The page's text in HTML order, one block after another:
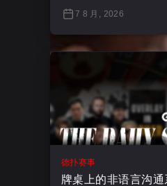
7 8 月, 2026
德扑赛事
牌桌上的非语言沟通